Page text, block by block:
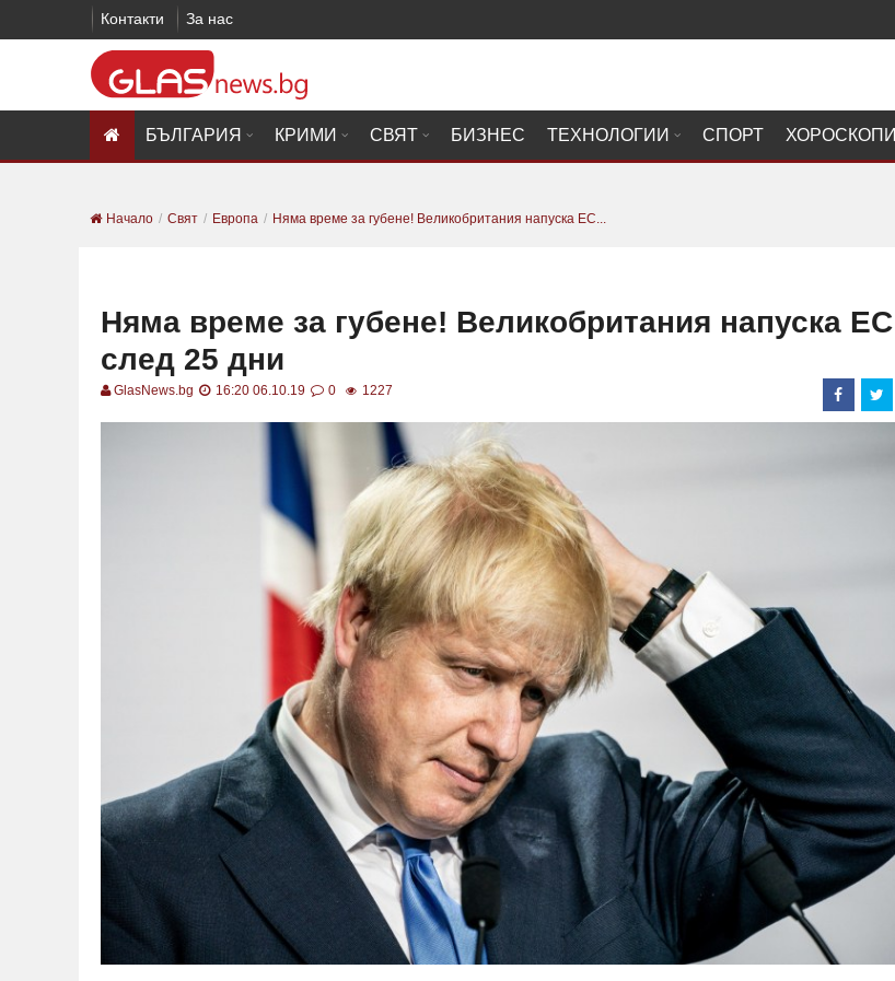
Контакти За нас
БЪЛГАРИЯ КРИМИ СВЯТ БИЗНЕС ТЕХНОЛОГИИ СПОРТ ХОРОСКОПИ
Начало Свят Европа Няма време за губене! Великобритания напуска ЕС...
Няма време за губене! Великобритания напуска ЕС
след 25 дни
GlasNews.bg 16:20 06.10.19 0 1227